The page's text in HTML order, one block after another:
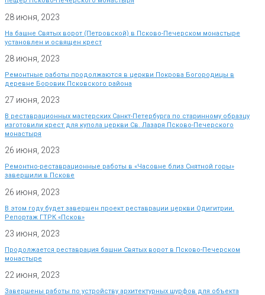
28 июня, 2023
На башне Святых ворот (Петровской) в Псково-Печерском монастыре
установлен и освящен крест
28 июня, 2023
Ремонтные работы продолжаются в церкви Покрова Богородицы в
деревне Боровик Псковского района
27 июня, 2023
В реставрационных мастерских Санкт-Петербурга по старинному образцу
изготовили крест для купола церкви Св. Лазаря Псково-Печерского
монастыря
26 июня, 2023
Ремонтно-реставрационные работы в «Часовне близ Снятной горы»
завершили в Пскове
26 июня, 2023
В этом году будет завершен проект реставрации церкви Одигитрии.
Репортаж ГТРК «Псков»
23 июня, 2023
Продолжается реставрация башни Святых ворот в Псково-Печерском
монастыре
22 июня, 2023
Завершены работы по устройству архитектурных шурфов для объекта